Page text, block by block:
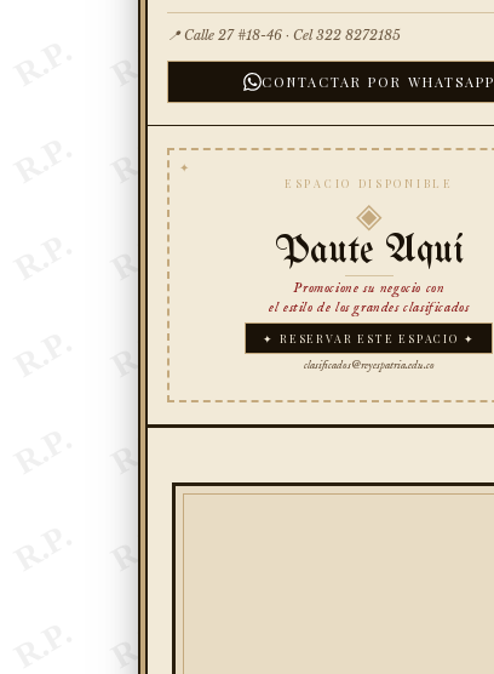
📍 Calle 27 #18-46 · Cel 322 8272185
CONTACTAR POR WHATSAPP
ESPACIO DISPONIBLE
◈
Paute Aquí
Promocione su negocio con
el estilo de los grandes clasificados
✦ RESERVAR ESTE ESPACIO ✦
clasificados@reyespatria.edu.co